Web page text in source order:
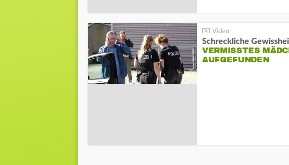
Schreckliche
VERMISSTES
AUFGEFUNDEN